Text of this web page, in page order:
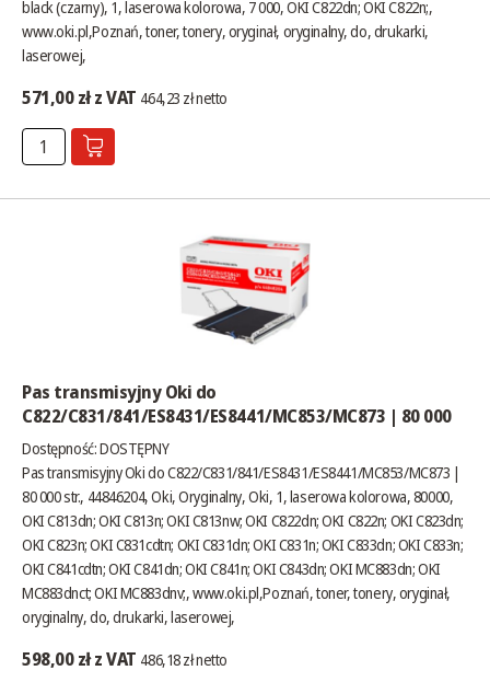
black (czarny), 1, laserowa kolorowa, 7 000, OKI C822dn; OKI C822n;,
www.oki.pl,Poznań, toner, tonery, oryginał, oryginalny, do, drukarki,
laserowej,
571,00 zł z VAT 464,23 zł netto
Pas transmisyjny Oki do
C822/C831/841/ES8431/ES8441/MC853/MC873 | 80 000
Dostępność:DOSTĘPNY
Pas transmisyjny Oki do C822/C831/841/ES8431/ES8441/MC853/MC873 |
80 000 str., 44846204, Oki, Oryginalny, Oki, 1, laserowa kolorowa, 80000,
OKI C813dn; OKI C813n; OKI C813nw; OKI C822dn; OKI C822n; OKI C823dn;
OKI C823n; OKI C831cdtn; OKI C831dn; OKI C831n; OKI C833dn; OKI C833n;
OKI C841cdtn; OKI C841dn; OKI C841n; OKI C843dn; OKI MC883dn; OKI
MC883dnct; OKI MC883dnv;,www.oki.pl,Poznań, toner, tonery, oryginał,
oryginalny, do, drukarki, laserowej,
598,00 zł z VAT 486,18 zł netto